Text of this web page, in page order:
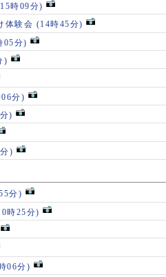
時09分)
体験会 (14時45分)
05分)
)
分)
)
)
分)
時25分)
06分)